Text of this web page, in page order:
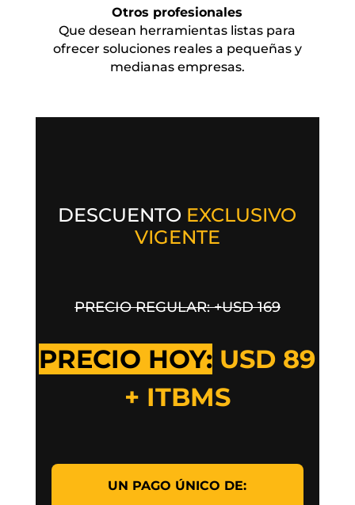
Otros profesionales
Que desean herramientas listas para
ofrecer soluciones reales a pequeñas y
medianas empresas.
DESCUENTO EXCLUSIVO
VIGENTE
PRECIO REGULAR: +USD 169
PRECIO HOY: USD 89
+ ITBMS
UN PAGO ÚNICO DE: